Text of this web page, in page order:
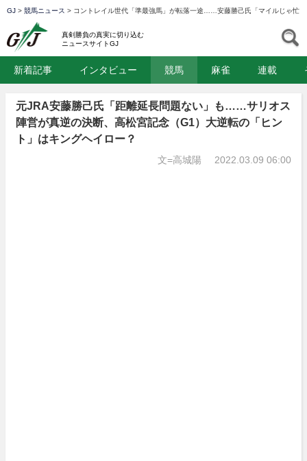
GJ > 競馬ニュース > コントレイル世代「準最強馬」が転落一途……安藤勝己氏「マイルじゃ忙
真剣勝負の真実に切り込む
ニュースサイトGJ
新着記事 インタビュー 競馬 麻雀 連載
元JRA安藤勝己氏「距離延長問題ない」も……サリオス
陣営が真逆の決断、高松宮記念（G1）大逆転の「ヒン
ト」はキングヘイロー？
文=高城陽 2022.03.09 06:00